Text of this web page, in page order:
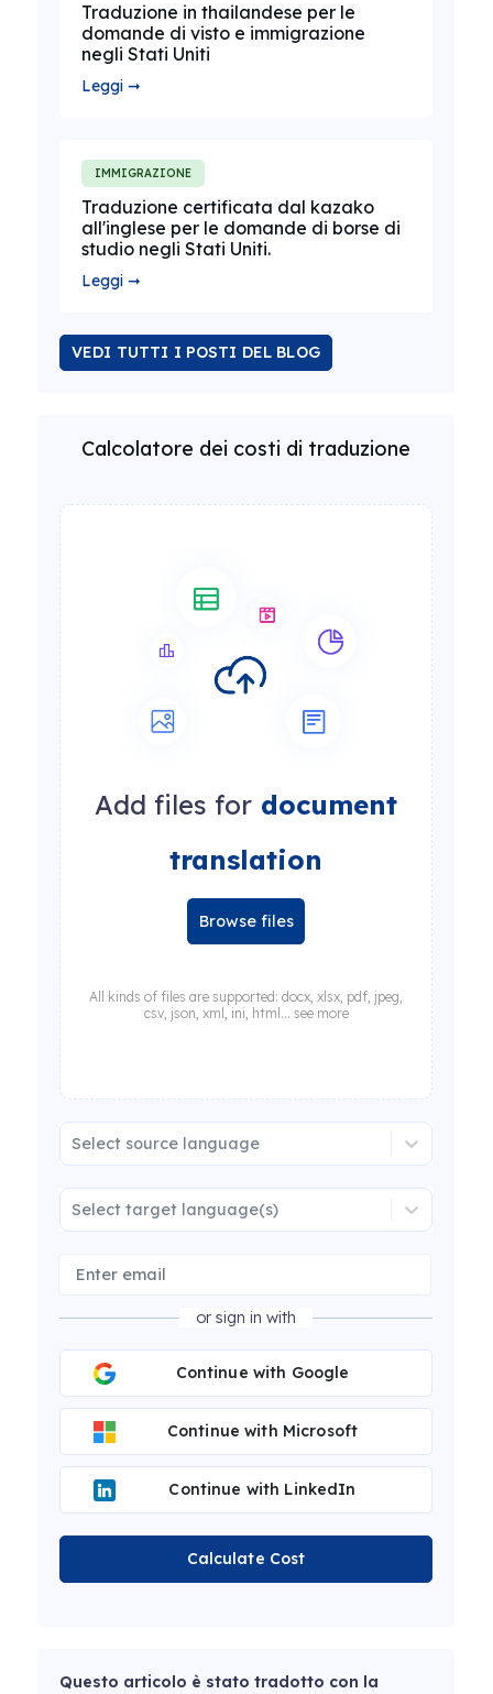
Traduzione in thailandese per le
domande di visto e immigrazione
negli Stati Uniti
Leggi ➞
IMMIGRAZIONE
Traduzione certificata dal kazako
all'inglese per le domande di borse di
studio negli Stati Uniti.
Leggi ➞
VEDI TUTTI I POSTI DEL BLOG
Calcolatore dei costi di traduzione
Add files for document
translation
Browse files
All kinds of files are supported: docx, xlsx, pdf, jpeg,
csv, json, xml, ini, html... see more
Select source language
Select target language(s)
or sign in with
Continue with Google
Continue with Microsoft
Continue with LinkedIn
Calculate Cost
Questo articolo è stato tradotto con la